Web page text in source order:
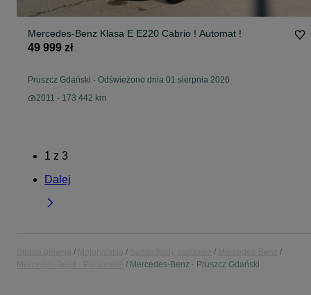
Mercedes-Benz Klasa E E220 Cabrio ! Automat !
49 999 zł
Pruszcz Gdański - Odświeżono dnia 01 sierpnia 2026
2011 - 173 442 km
1 z 3
Dalej
Mercedes-Benz - Pruszcz Gdański